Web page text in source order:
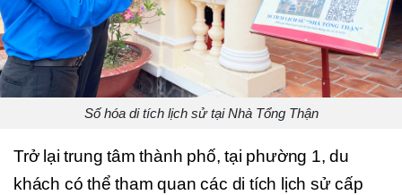
Số hóa di tích lịch sử tại Nhà Tổng Thận
Trở lại trung tâm thành phố, tại phường 1, du
khách có thể tham quan các di tích lịch sử cấp